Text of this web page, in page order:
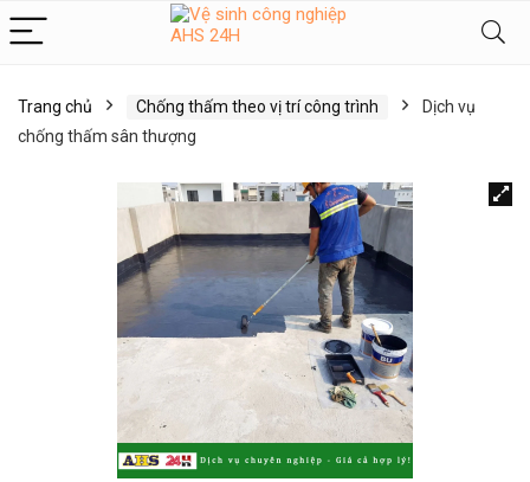
Trang chủ Chống thấm theo vị trí công trình
Dịch vụ
chống thấm sân thượng